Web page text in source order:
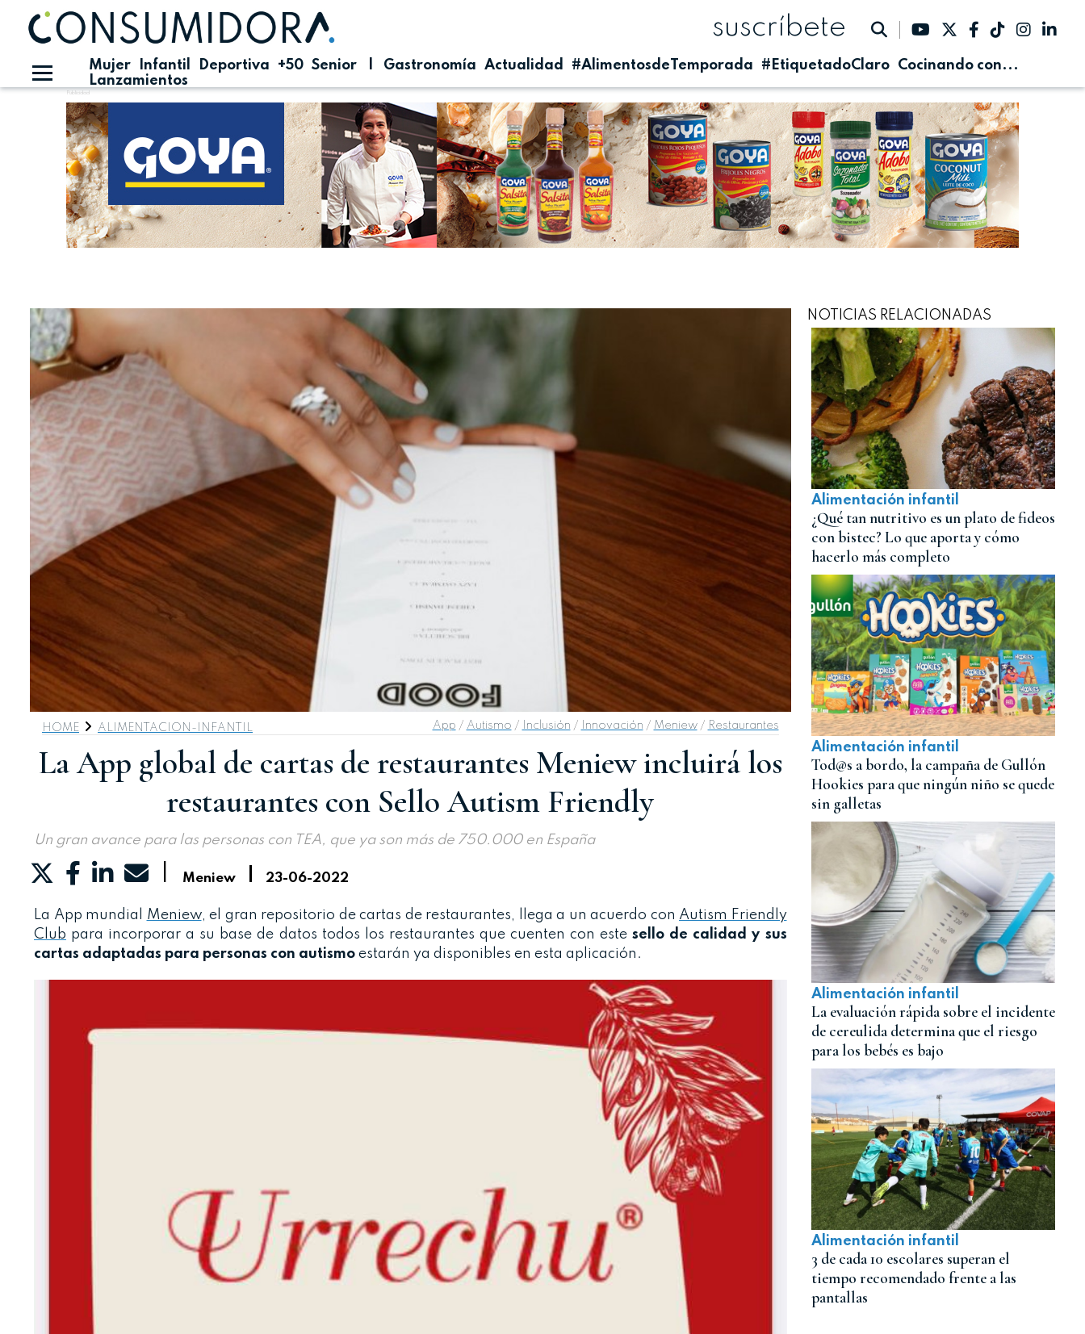
Mujer Infantil Deportiva +50 Senior | Gastronomía Actualidad #AlimentosdeTemporada #EtiquetadoClaro
Cocinando con...
Lanzamientos
suscríbete
Publicidad
HOME ALIMENTACION-INFANTIL App / Autismo / Inclusión / Innovación / Meniew/ Restaurantes
La App global de cartas de restaurantes Meniew incluirá los
restaurantes con Sello Autism Friendly
Un gran avance para las personas con TEA, que ya son más de 750.000 en España
| Meniew | 23-06-2022
La App mundial Meniew, el gran repositorio de cartas de restaurantes, llega a un acuerdo con Autism Friendly
Club para incorporar a su base de datos todos los restaurantes que cuenten con estesello de calidad y sus
cartas adaptadas para personas con autismo estarán ya disponibles en esta aplicación.
NOTICIAS RELACIONADAS
Alimentación infantil
¿Qué tan nutritivo es un plato de fideos
con bistec? Lo que aporta y cómo
hacerlo más completo
Alimentación infantil
Tod@s a bordo, la campaña de Gullón
Hookies para que ningún niño se quede
sin galletas
Alimentación infantil
La evaluación rápida sobre el incidente
de cereulida determina que el riesgo
para los bebés es bajo
Alimentación infantil
3 de cada 10 escolares superan el
tiempo recomendado frente a las
pantallas